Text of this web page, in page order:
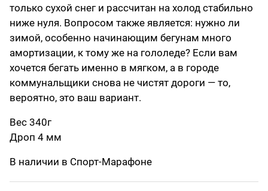
только сухой снег и рассчитан на холод стабильно
ниже нуля. Вопросом также является: нужно ли
зимой, особенно начинающим бегунам много
амортизации, к тому же на гололеде? Если вам
хочется бегать именно в мягком, а в городе
коммунальщики снова не чистят дороги — то,
вероятно, это ваш вариант.
Вес 340г
Дроп 4 мм
В наличии в Спорт-Марафоне